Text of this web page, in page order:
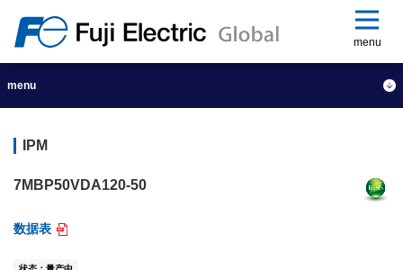
menu
menu
IPM
7MBP50VDA120-50
数据表